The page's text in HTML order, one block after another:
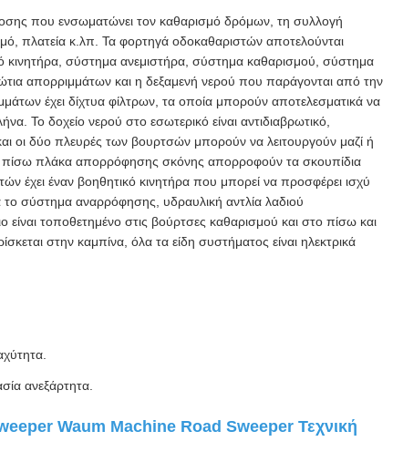
που ενσωματώνει τον καθαρισμό δρόμων, τη συλλογή
πλατεία κ.λπ. Τα φορτηγά οδοκαθαριστών αποτελούνται
κινητήρα, σύστημα ανεμιστήρα, σύστημα καθαρισμού, σύστημα
απορριμμάτων και η δεξαμενή νερού που παράγονται από την
έχει δίχτυα φίλτρων, τα οποία μπορούν αποτελεσματικά να
Το δοχείο νερού στο εσωτερικό είναι αντιδιαβρωτικό,
οι δύο πλευρές των βουρτσών μπορούν να λειτουργούν μαζί ή
πίσω πλάκα απορρόφησης σκόνης απορροφούν τα σκουπίδια
έχει έναν βοηθητικό κινητήρα που μπορεί να προσφέρει ισχύ
το σύστημα αναρρόφησης, υδραυλική αντλία λαδιού
τοποθετημένο στις βούρτσες καθαρισμού και στο πίσω και
στην καμπίνα, όλα τα είδη συστήματος είναι ηλεκτρικά
ανεξάρτητα.
Waum Machine Road Sweeper Τεχνική